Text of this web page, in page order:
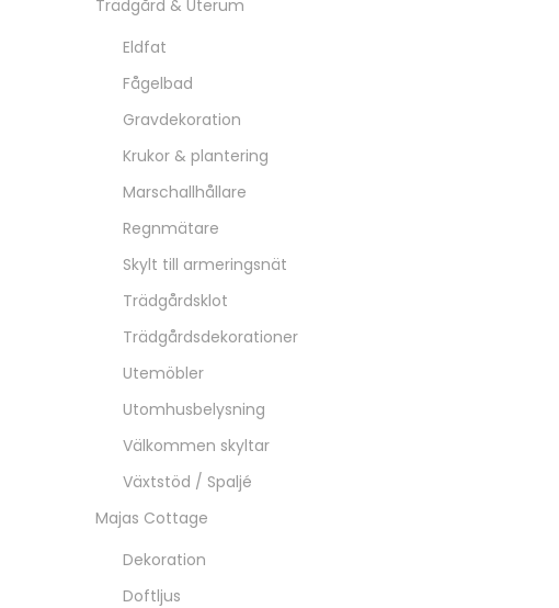
Trädgård & Uterum
Eldfat
Fågelbad
Gravdekoration
Krukor & plantering
Marschallhållare
Regnmätare
Skylt till armeringsnät
Trädgårdsklot
Trädgårdsdekorationer
Utemöbler
Utomhusbelysning
Välkommen skyltar
Växtstöd / Spaljé
Majas Cottage
Dekoration
Doftljus